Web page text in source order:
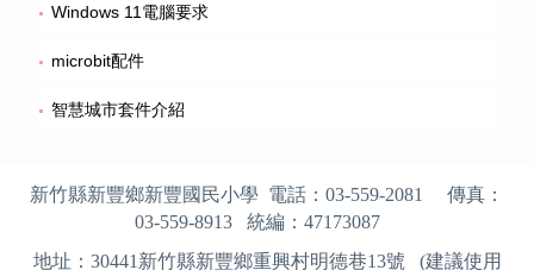
Windows 11電腦要求
microbit配件
智慧城市套件介紹
新竹縣新豐鄉新豐國民小學 電話： 03-559-2081
傳真：
03-559-8913 統編： 47173087
地址： 30441 新竹縣新豐鄉重興村明德巷13號 (建議使用